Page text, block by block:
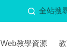
全站搜
Web教學資源